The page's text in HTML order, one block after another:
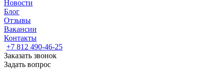
Новости
Блог
Отзывы
Вакансии
Контакты
+7 812 490-46-25
Заказать звонок
Задать вопрос